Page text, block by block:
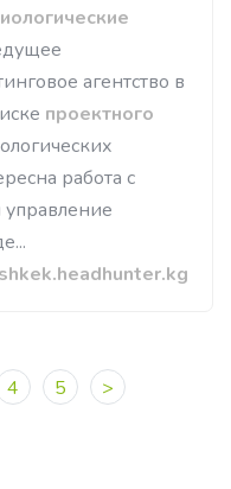
агентство в
проектного
работа с
4 5 >